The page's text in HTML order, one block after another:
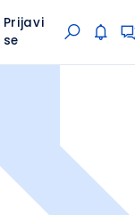
Prijavi
se